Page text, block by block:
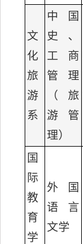
文
化
旅
游
系
中国
史、
工商
管理
（旅
游管
理）
国
际
教
育
学
外国
语言
文学